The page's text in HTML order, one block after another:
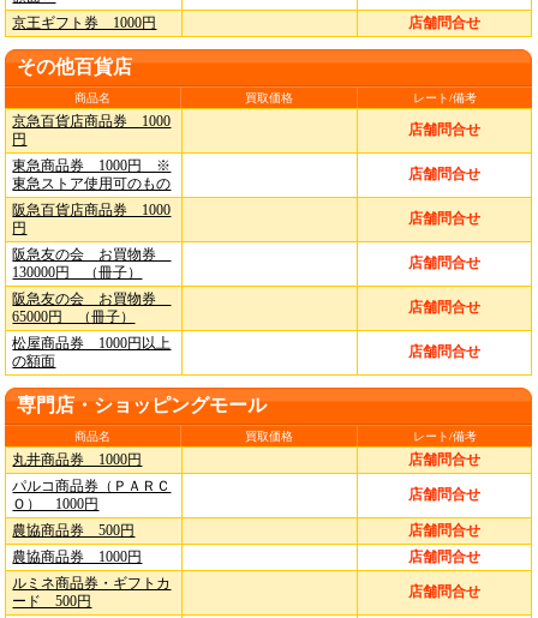
京王ギフト券 1000円 店舗問合せ
その他百貨店
商品名 買取価格 レート/備考
京急百貨店商品券 1000
円
店舗問合せ
東急商品券 1000円 ※
東急ストア使用可のもの
店舗問合せ
阪急百貨店商品券 1000
円
店舗問合せ
阪急友の会 お買物券
130000円 （冊子）
店舗問合せ
阪急友の会 お買物券
65000円 （冊子）
店舗問合せ
松屋商品券 1000円以上
の額面
店舗問合せ
専門店・ショッピングモール
商品名 買取価格 レート/備考
丸井商品券 1000円
店舗問合せ
パルコ商品券（ＰＡＲＣ
Ｏ） 1000円
店舗問合せ
農協商品券 500円
店舗問合せ
農協商品券 1000円
店舗問合せ
ルミネ商品券・ギフトカ
ード 500円
店舗問合せ